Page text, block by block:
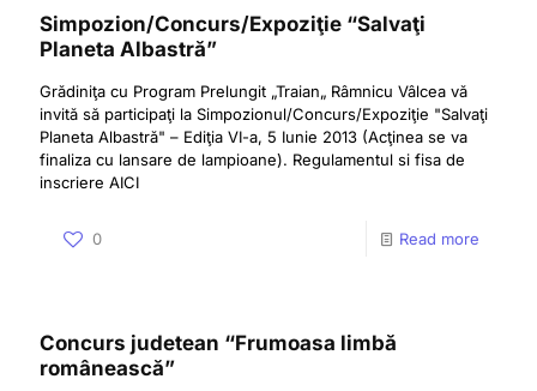
Simpozion/Concurs/Expoziţie “Salvaţi
Planeta Albastră”
Grădiniţa cu Program Prelungit „Traian„ Râmnicu Vâlcea vă
invită să participaţi la Simpozionul/Concurs/Expoziţie "Salvaţi
Planeta Albastră" – Ediţia VI-a, 5 Iunie 2013 (Acţinea se va
finaliza cu lansare de lampioane). Regulamentul si fisa de
inscriere AICI
0 Read more
Concurs judetean “Frumoasa limbă
românească”